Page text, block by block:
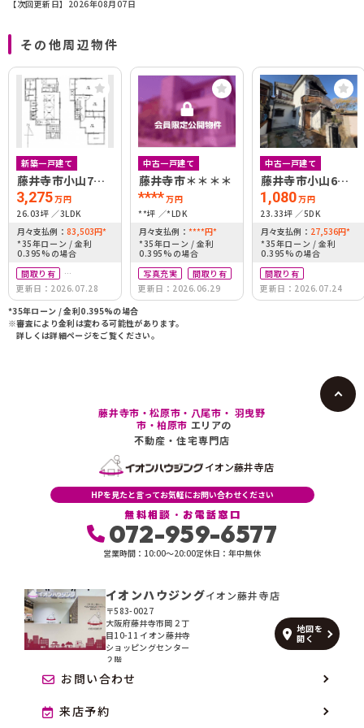
【次回更新日】2026年08月07日
その他周辺物件
新築一戸建て
藤井寺市小山7丁
目
3,275万円
26.03坪
3LDK
月々支払例： 83,503円*
*35年ローン / 金利
0.395%の場合
間取り有
築10年以内
駐車場2台可
更新日：2026.07.28
中古一戸建て
藤井寺市＊＊＊＊
****万円
**坪
*LDK
月々支払例： ****円*
*35年ローン / 金利
0.395%の場合
写真充実
間取り有
更新日：2026.06.29
中古一戸建て
藤井寺市小山6丁
目
1,080万円
23.33坪
5DK
月々支払例： 27,536円*
*35年ローン / 金利
0.395%の場合
間取り有
更新日：2026.07.24
*35年ローン / 金利0.395%の場合
※審査により金利は変わる可能性があります。
詳しくは詳細ページをご覧ください。
藤井寺市・松原市・八尾市・ 羽曳野
市・柏原市 エリアの
不動産・住宅専門店
イオン藤井寺店
HPを見たと言ってお気軽にお問い合わせください
無料相談・お電話窓口
072-959-6577
営業時間：10:00〜20:00定休日：年中無休
イオンハウジングイオン藤井寺店
〒583-0027
大阪府藤井寺市岡２丁
目10-11 イオン藤井寺
ショッピングセンター
２階
地図を
開く
お問い合わせ
来店予約